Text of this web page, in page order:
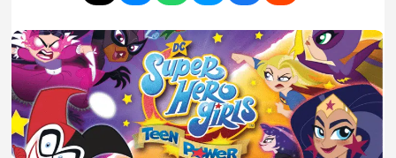
Mises à jour
Chiffres de ventes
Rumeurs
Nintendo Direct